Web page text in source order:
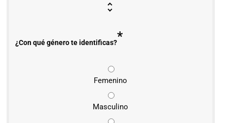
¿Con qué género te identificas?*
Femenino
Masculino